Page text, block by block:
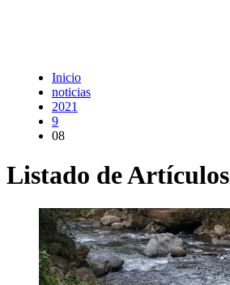
Inicio
noticias
2021
9
08
Listado de Artículos